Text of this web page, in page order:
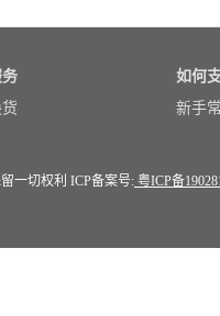
如何
新手
一切权利 ICP备案号: 粤ICP备